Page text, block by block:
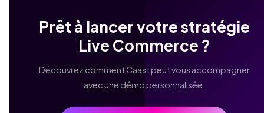
Prêt à lancer votre stratégie
Live Commerce ?
Découvrez comment Caast peut vous accompagner
avec une démo personnalisée.